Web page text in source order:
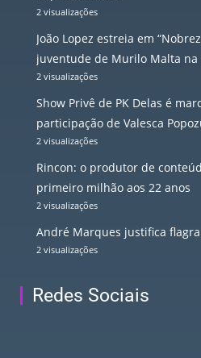
2 visualizações
João Lopez estreia em
juventude de Murilo Malta na
2 visualizações
Show Privê de PK Delas é
participação de Valesca
2 visualizações
Rincon: o produtor de
primeiro milhão aos 22 anos
2 visualizações
André Marques justifica
2 visualizações
Redes Sociais